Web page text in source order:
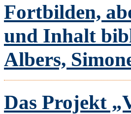
Fortbilden,
und Inhalt
Albers,
Das Projekt